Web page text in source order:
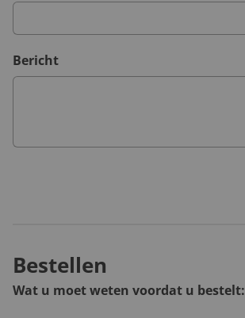
Bericht
Bestellen
Wat u moet weten voordat u bestelt: